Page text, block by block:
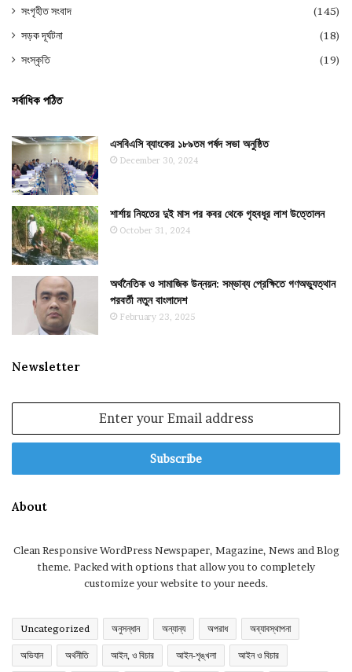
সংগৃহীত সংবাদ
(145)
সড়ক দূর্ঘটনা
(18)
সংস্কৃতি
(19)
সর্বাধিক পঠিত
এসবিএসি ব্যাংকের ১৮৯তম পর্ষদ সভা অনুষ্ঠিত
December 30, 2024
শার্শায় নিহতের দুই মাস পর কবর থেকে গৃহবধূর লাশ উত্তোলন
October 31, 2024
অর্থনৈতিক ও সামাজিক উন্নয়ন: সম্ভাব্য প্রেক্ষিতে গণঅভ্যুত্থান
পরবর্তী নতুন বাংলাদেশ
February 23, 2025
Newsletter
Email
About
Clean Responsive WordPress Newspaper, Magazine, News and Blog
theme. Packed with options that allow you to completely
customize your website to your needs.
Uncategorized অনুসন্ধান অন্যান্য অপরাধ অব্যাবস্থাপনা
অভিযান অর্থনীতি আইন, ও বিচার আইন-শৃঙ্খলা আইন ও বিচার